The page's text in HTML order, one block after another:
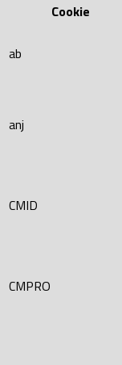
Cookie
ab
anj
CMID
CMPRO